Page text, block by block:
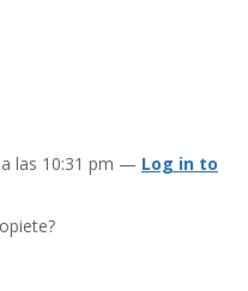
las 10:31 pm — Log in to